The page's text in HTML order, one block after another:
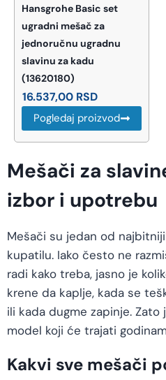
Hansgrohe Basic set
ugradni mešač za
jednoručnu ugradnu
slavinu za kadu
(13620180)
16.537,00 RSD
Pogledaj proizvod
Mešači za
izbor i upotrebu
Mešači su jedan od
kupatilu. Iako često ne
radi kako treba, jasno je
krene da kaplje, kada se
ili kada dugme zapinje.
model koji će trajati
Kakvi sve mešači